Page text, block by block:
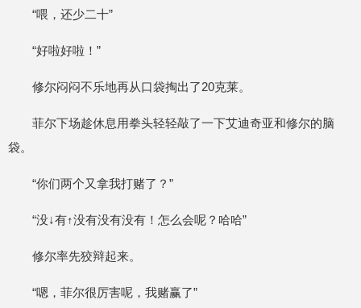
“喂，还少二十”
“好啦好啦！”
修尔闷闷不乐地再从口袋掏出了20克莱。
菲尔下场趁休息用拳头轻轻敲了一下艾迪奇亚和修尔的脑
袋。
“你们两个又拿我打赌了？”
“没↓有↑没有没有没有！怎么会呢？哈哈”
修尔率先狡辩起来。
“嗯，菲尔很厉害呢，我赌赢了”